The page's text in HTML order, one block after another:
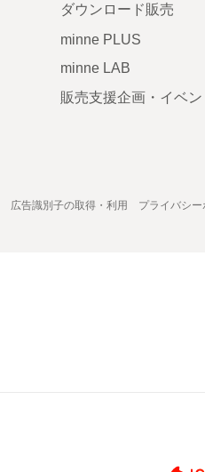
ダウンロード販売
minne PLUS
minne LAB
販売支援企画・イベン
広告識別子の取得・利用 プライバシー